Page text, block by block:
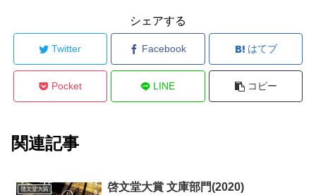
シェアする
Twitter Facebook はてブ
Pocket LINE コピー
関連記事
啓文堂大賞 啓文堂大賞 文庫部門(2020)